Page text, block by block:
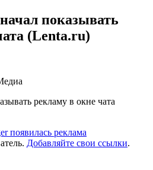
показывать
(Lenta.ru)
рекламу в окне чата
появилась реклама
Добавляйте свои ссылки.